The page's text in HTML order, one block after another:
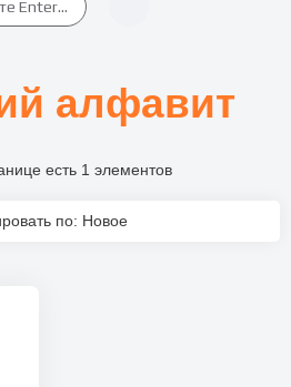
алфавит
по: Новое
есть 1 элементов